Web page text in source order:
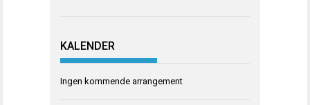
KALENDER
Ingen kommende arrangement